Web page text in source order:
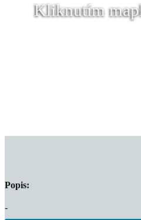
Kliknutím
Popis:
-